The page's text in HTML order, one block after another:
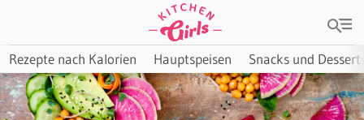
Rezepte nach Kalorien Hauptspeisen Snacks und